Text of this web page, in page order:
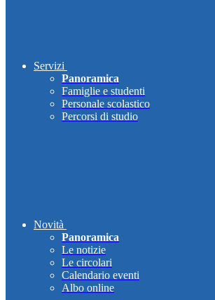
Servizi
Panoramica
Famiglie e studenti
Personale scolastico
Percorsi di studio
Novità
Panoramica
Le notizie
Le circolari
Calendario eventi
Albo online